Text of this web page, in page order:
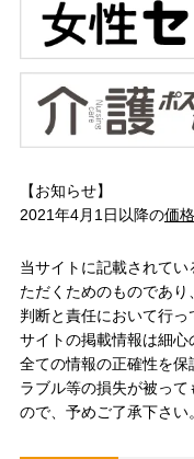
【お知らせ】
2021年4月1日以降の価
当サイトに記載されて
ただくためのものであ
判断と責任において行
サイトの掲載情報は細
全ての情報の正確性を保
ラブル等の損失が被っ
ので、予めご了承下さい。